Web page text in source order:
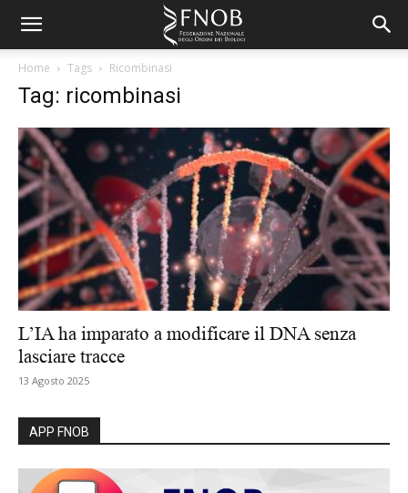
Home Tags Ricombinasi
Tag: ricombinasi
L’IA ha imparato a modificare il DNA senza
lasciare tracce
13 Agosto 2025
APP FNOB